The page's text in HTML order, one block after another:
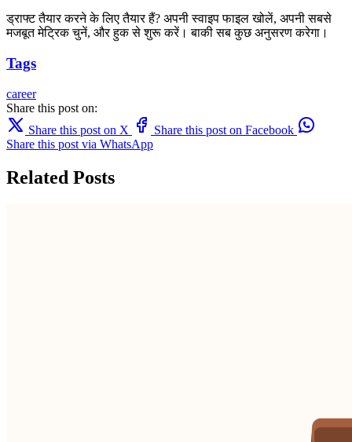
ड्राफ्ट तैयार करने के लिए तैयार हैं? अपनी स्वाइप फाइल खोलें, अपनी सबसे
मजबूत मेट्रिक चुनें, और हुक से शुरू करें। बाकी सब कुछ अनुसरण करेगा।
Tags
career
Share this post on:
Share this post on X
Share this post on Facebook
Share this post via WhatsApp
Related Posts